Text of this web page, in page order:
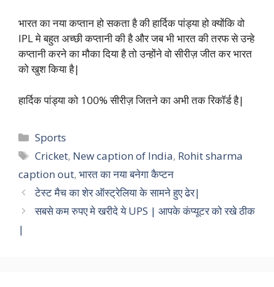
भारत का नया कप्तान हो सकता है की हार्दिक पांड्या हो क्योंकि वो
IPL मे बहुत अच्छी कप्तानी की है और जब भी भारत की तरफ से उन्हे
कप्तानी करने का मौका दिया है तो उन्होंने वो सीरीज़ जीत कर भारत
को खुश किया है|
हार्दिक पांड्या को 100% सीरीज़ जितने का अभी तक रिकॉर्ड है|
Categories
Sports
Tags
Cricket, New caption of India, Rohit sharma
caption out, भारत का नया बनेगा कैप्टन
टेस्ट मैच का शेर ऑस्ट्रेलिया के सामने हुए ढेर|
सबसे कम रुपए मे खरीदे ये UPS | आपके कंप्यूटर को रखे ठीक
|